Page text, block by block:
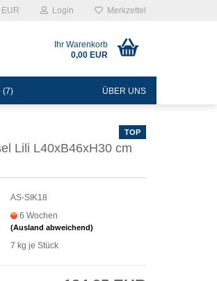
EUR Login Merkzettel
Ihr Warenkorb
0,00 EUR
(7) ÜBER UNS
TOP
Lili L40xB46xH30 cm
AS-SIK18
6 Wochen
(Ausland abweichend)
7 kg je Stück